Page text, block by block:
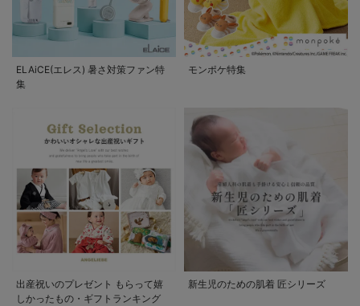
ELAiCE(エレス) 暑さ対策ファン特
集
モンポケ特集
出産祝いのプレゼント もらって嬉
しかったもの・ギフトランキング
新生児のための肌着 匠シリーズ